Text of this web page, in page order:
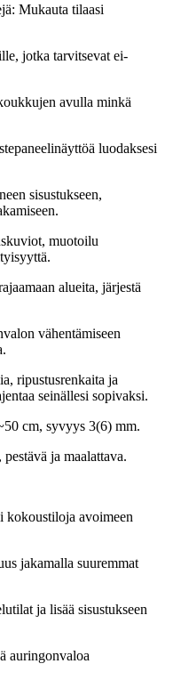
Mukauta tilaasi
jotka tarvitsevat ei-
avulla minkä
luodaksesi
sisustukseen,
muotoilu
alueita, järjestä
vähentämiseen
ripustusrenkaita ja
seinällesi sopivaksi.
cm, syvyys 3(6) mm.
ja maalattava.
avoimeen
jakamalla suuremmat
ja lisää sisustukseen
auringonvaloa